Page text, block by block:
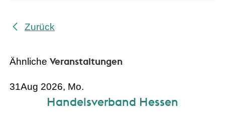
Zurück
Ähnliche Veranstaltungen
31Aug 2026, Mo.
Handelsverband Hessen